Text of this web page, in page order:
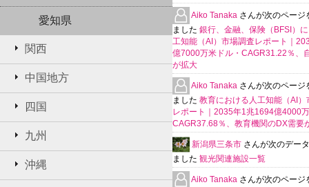
愛知県
関西
中国地方
四国
九州
沖縄
Aiko Tanaka さんが次のページ
ました 銀行、金融、保険（BFSI）
工知能（AI）市場調査レポート｜
億7000万米ドル・CAGR31.22％、
が拡大
Aiko Tanaka さんが次のページ
ました 教育における人工知能（AI）
レポート｜2035年1兆1694億4000
CAGR37.68％、教育機関のDX需要
新潟県三条市 さんが次のデー
ました 観光関連施設一覧
Aiko Tanaka さんが次のページ